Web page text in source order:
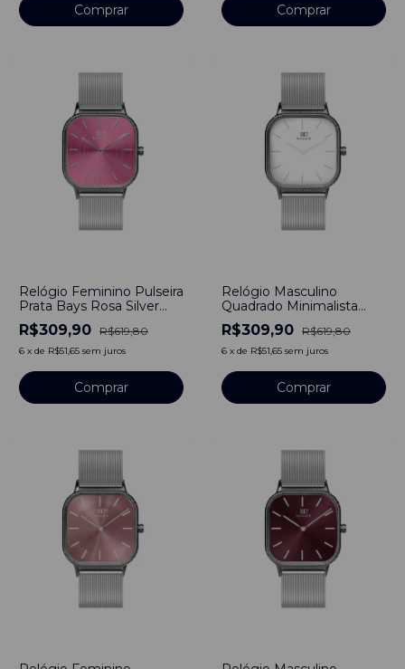
Comprar Comprar
Relógio Feminino Pulseira
Prata Bays Rosa Silver
40mm Minimalista Aço
Inoxidável
R$309,90 R$619,80
6 x de R$51,65 sem juros
Comprar
Relógio Masculino
Quadrado Minimalista
Square Concord Silver
Pulseira Aço Prata 40mm
Aço Inoxidável banhado a
R$309,90 R$619,80
6 x de R$51,65 sem juros
Comprar